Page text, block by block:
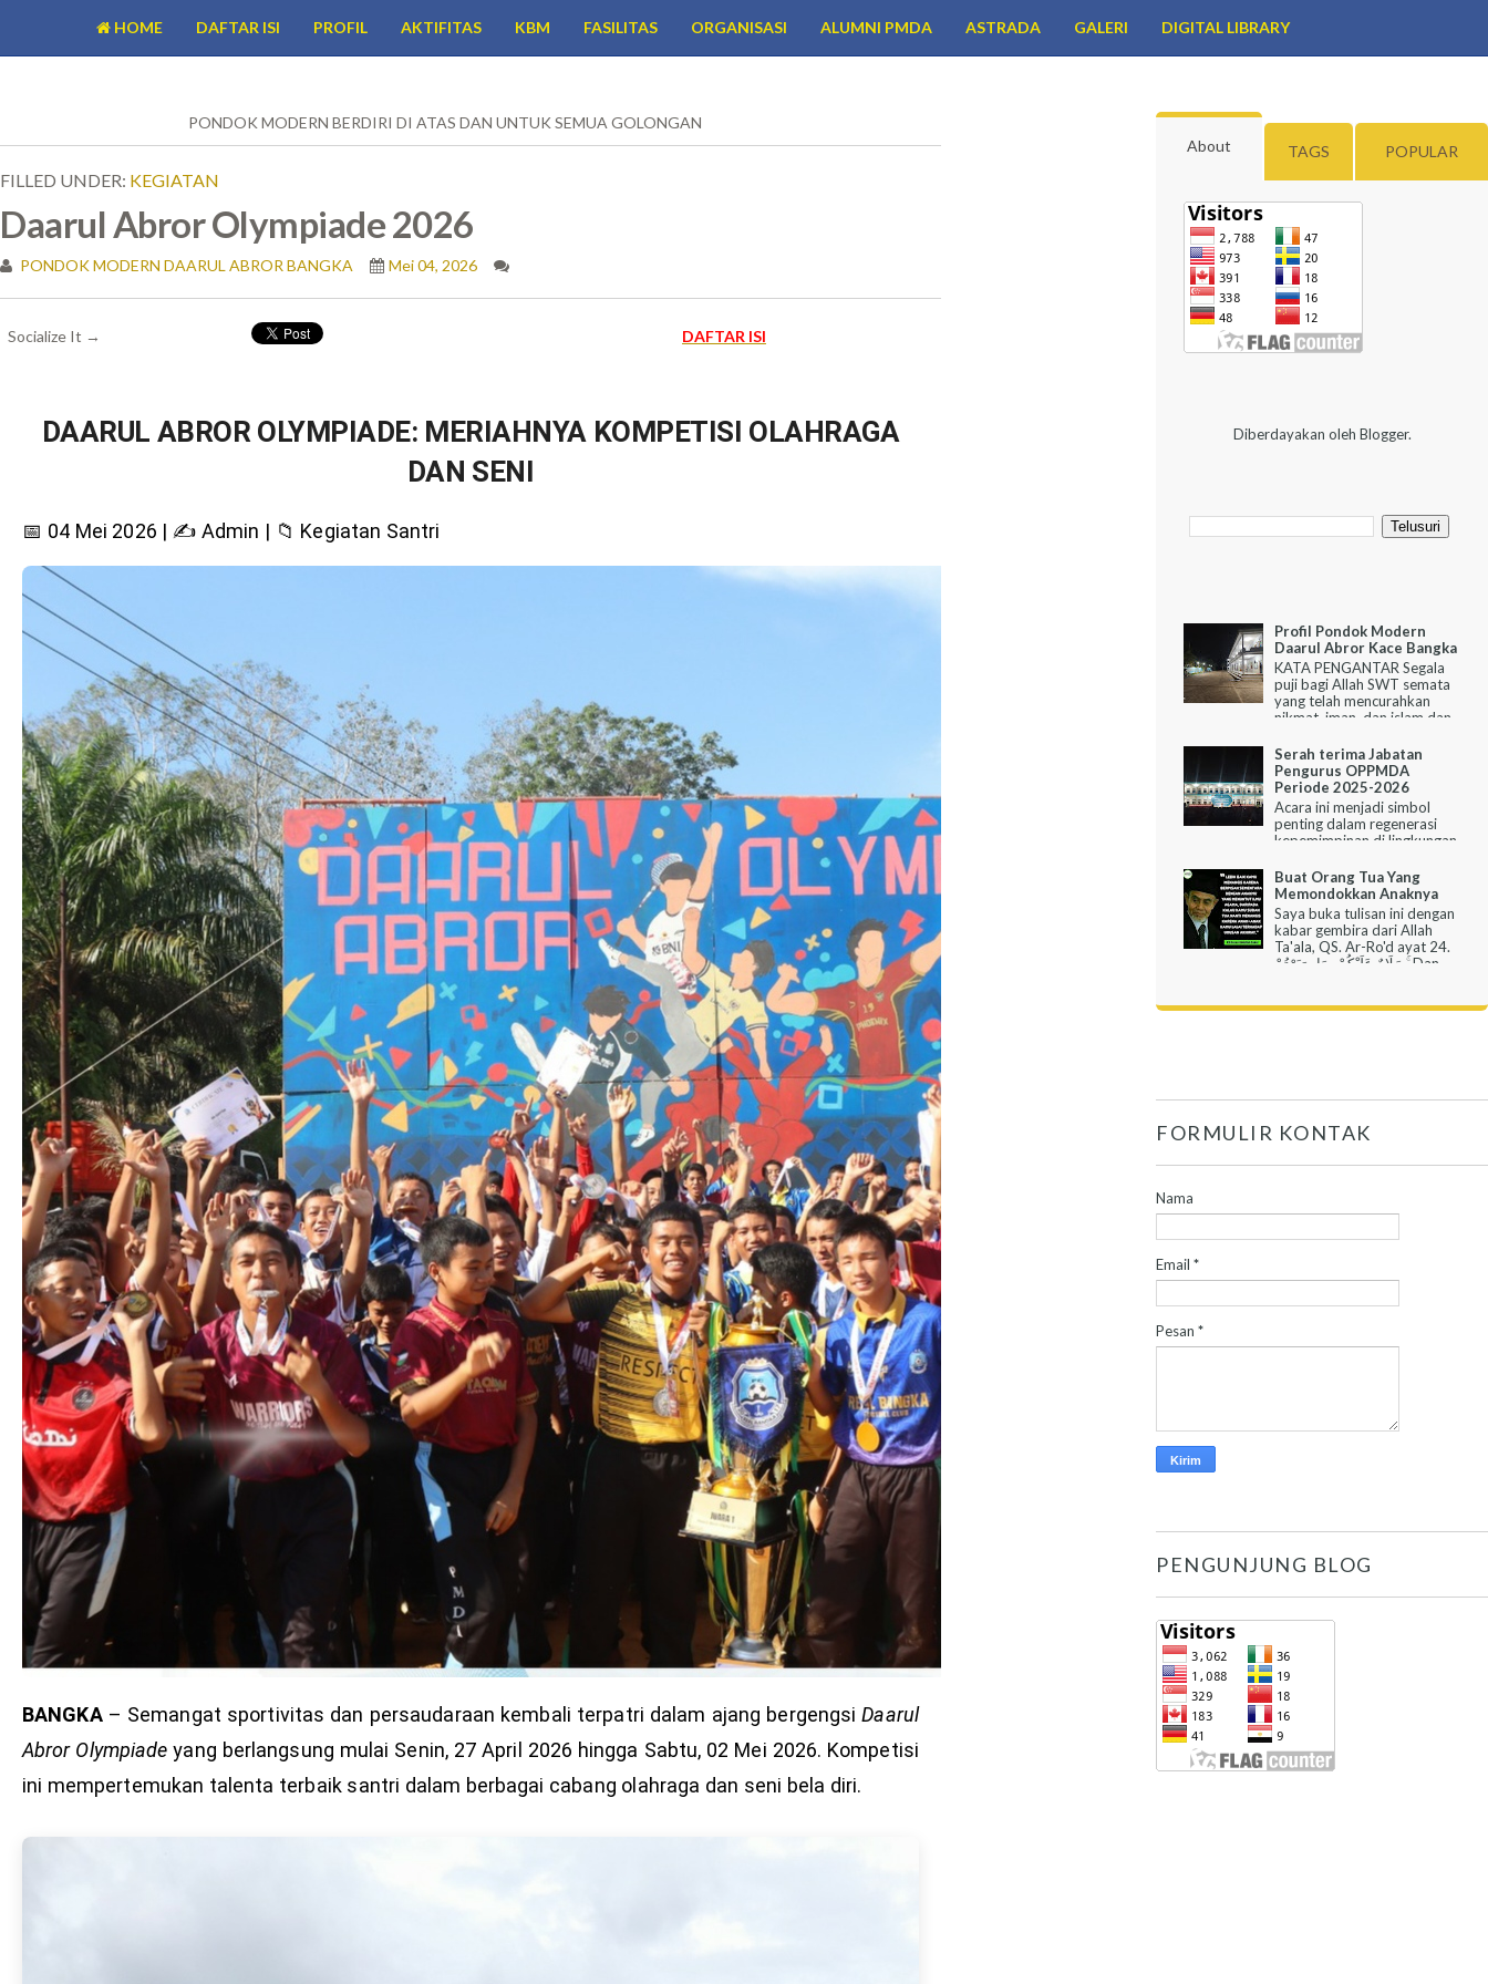
HOME DAFTAR ISI PROFIL AKTIFITAS KBM FASILITAS ORGANISASI ALUMNI PMDA ASTRADA GALERI DIGITAL LIBRARY
PONDOK MODERN BERDIRI DI ATAS DAN UNTUK SEMUA GOLONGAN
FILLED UNDER: KEGIATAN
Daarul Abror Olympiade 2026
PONDOK MODERN DAARUL ABROR BANGKA Mei 04, 2026
Socialize It → DAFTAR ISI
DAARUL ABROR OLYMPIADE: MERIAHNYA KOMPETISI OLAHRAGA
DAN SENI
📅 04 Mei 2026 | ✍️ Admin | 📁 Kegiatan Santri
BANGKA– Semangat sportivitas dan persaudaraan kembali terpatri dalam ajang bergengsiDaarul
Abror Olympiade yang berlangsung mulai Senin, 27 April 2026 hingga Sabtu, 02 Mei 2026. Kompetisi
ini mempertemukan talenta terbaik santri dalam berbagai cabang olahraga dan seni bela diri.
About TAGS POPULAR
Diberdayakan oleh Blogger.
Profil Pondok Modern
Daarul Abror Kace Bangka
KATA PENGANTAR Segala
puji bagi Allah SWT semata
yang telah mencurahkan
nikmat, iman, dan islam dan
da...
Serah terima Jabatan
Pengurus OPPMDA
Periode 2025-2026
Acara ini menjadi simbol
penting dalam regenerasi
kepemimpinan di lingkungan
Organisasi Pelajar Pondok...
Buat Orang Tua Yang
Memondokkan Anaknya
Saya buka tulisan ini dengan
kabar gembira dari Allah
Ta'ala, QS. Ar-Ro'd ayat 24.
سَلَامٌ عَلَيْكُمْ بِمَا صَبَرْتُمْ ۚ Dan...
FORMULIR KONTAK
Nama
Email *
Pesan *
PENGUNJUNG BLOG